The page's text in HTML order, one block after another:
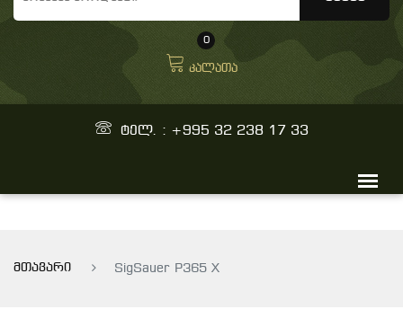
0
კალათა
ტელ. : +995 32 238 17 33
მთავარი SigSauer P365 X